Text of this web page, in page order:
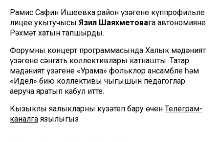
Рамис Сафин Ишеевка район үзәгенең күппрофильле
лицее укытучысы Язилә Шаяхметовага автономиянең
Рәхмәт хатын тапшырды.
Форумның концерт программасында Халык мәдәният
үзәгенең сәнгать коллективлары катнашты. Татар
мәдәният үзәгенең «Урама» фольклор ансамбле һәм
«Идел» бию коллективы чыгышын педагоглар
аеруча яратып кабул итте.
Кызыклы яңалыкларны күзәтеп бару өчен Телеграм-
каналга язылыгыз